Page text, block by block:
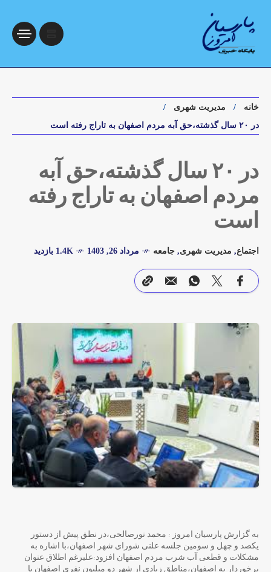
خانه
مدیریت شهری
در ۲۰ سال گذشته،حق آبه مردم اصفهان به تاراج رفته است
در ۲۰ سال گذشته،حق آبه
مردم اصفهان به تاراج رفته
است
اجتماع, مدیریت شهری, جامعه مرداد 26, 1403 1.4K بازدید
به گزارش پارسیان امروز : محمد نورصالحی،در نطق پیش از دستور
یکصد و چهل و سومین جلسه علنی شورای شهر اصفهان،با اشاره به
مشکلات و قطعی آب شرب مردم اصفهان افزود:علیرغم اطلاق عنوان
برخوردار به اصفهان،مناطق زیادی از شهر دو میلیون نفری اصفهان با